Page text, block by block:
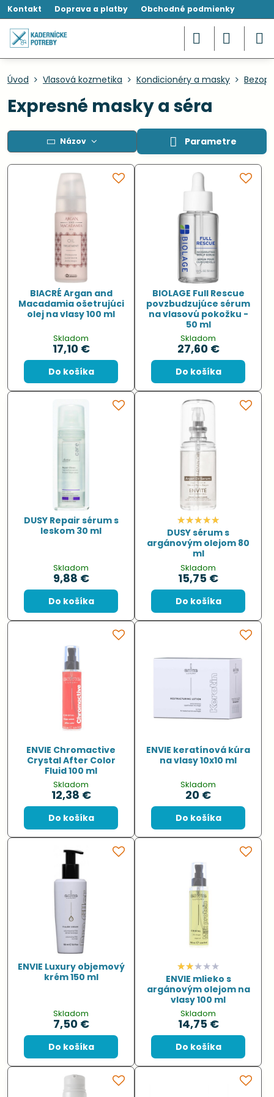
Kontakt Doprava a platby Obchodné podmienky
Úvod Vlasová kozmetika Kondicionéry a masky
Expresné masky a séra
Názov Parametre
BIACRÉ Argan and
Macadamia ošetrujúci
olej na vlasy 100 ml
Skladom
17,10 €
Do košíka
BIOLAGE Full Rescue
povzbudzujúce sérum
na vlasovú pokožku -
50 ml
Skladom
27,60 €
Do košíka
DUSY Repair sérum s
leskom 30 ml
Skladom
9,88 €
Do košíka
DUSY sérum s
argánovým olejom 80
ml
Skladom
15,75 €
Do košíka
ENVIE Chromactive
Crystal After Color
Fluid 100 ml
Skladom
12,38 €
Do košíka
ENVIE keratínová kúra
na vlasy 10x10 ml
Skladom
20 €
Do košíka
ENVIE Luxury objemový
krém 150 ml
Skladom
7,50 €
Do košíka
ENVIE mlieko s
argánovým olejom na
vlasy 100 ml
Skladom
14,75 €
Do košíka